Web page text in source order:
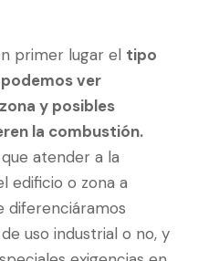
primer lugar el tipo
ver
y posibles
la combustión.
atender a la
edificio o zona a
diferenciáramos
uso industrial o no, y